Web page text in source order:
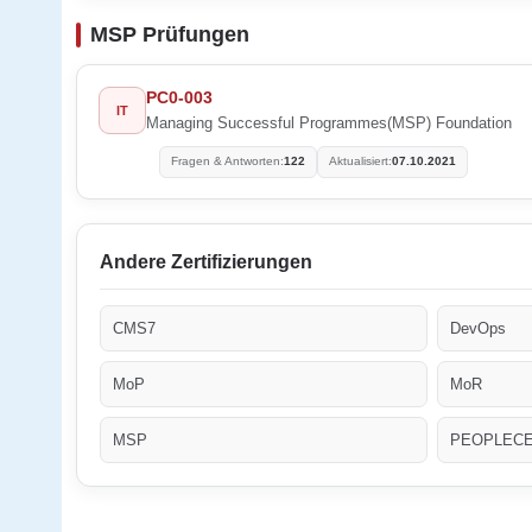
MSP Prüfungen
IT
PC0-003
Managing Successful Programmes(MSP) Foundation
Fragen & Antworten:122 Aktualisiert:07.10.2021
Andere Zertifizierungen
CMS7 DevOps
MoP MoR
MSP